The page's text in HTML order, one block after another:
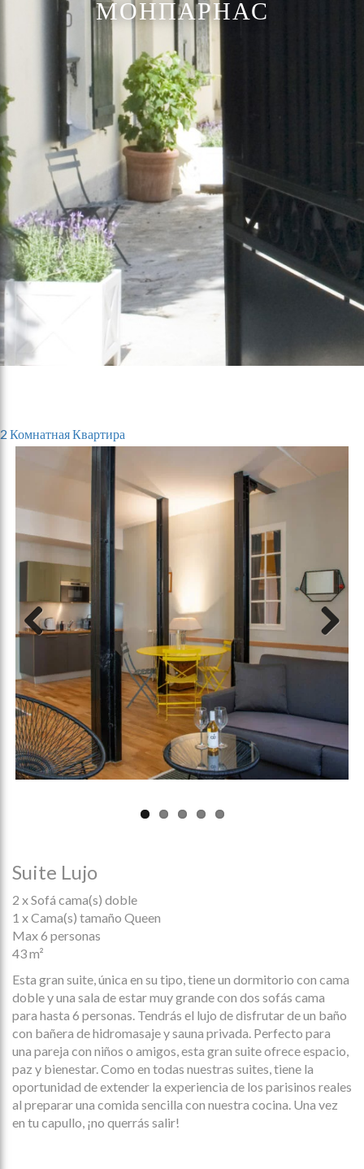
МОНПАРНАС
2 Комнатная Квартира
Next
Suite Lujo
2 x Sofá cama(s) doble
1 x Cama(s) tamaño Queen
Max 6 personas
43 m²
Esta gran suite, única en su tipo, tiene un dormitorio con cama
doble y una sala de estar muy grande con dos sofás cama
para hasta 6 personas. Tendrás el lujo de disfrutar de un baño
con bañera de hidromasaje y sauna privada. Perfecto para
una pareja con niños o amigos, esta gran suite ofrece espacio,
paz y bienestar. Como en todas nuestras suites, tiene la
oportunidad de extender la experiencia de los parisinos reales
al preparar una comida sencilla con nuestra cocina. Una vez
en tu capullo, ¡no querrás salir!